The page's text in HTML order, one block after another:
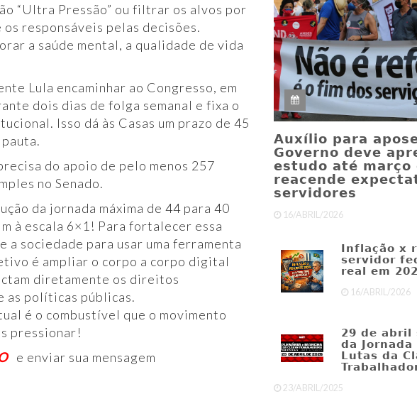
“Ultra Pressão” ou filtrar os alvos por
responsáveis pelas decisões.
a saúde mental, a qualidade de vida
Lula encaminhar ao Congresso, em
dois dias de folga semanal e fixa o
Isso dá às Casas um prazo de 45
do apoio de pelo menos 257
no Senado.
da jornada máxima de 44 para 40
à escala 6×1! Para fortalecer essa
a sociedade para usar uma ferramenta
é ampliar o corpo a corpo digital
diretamente os direitos
as políticas públicas.
é o combustível que o movimento
pressionar!
e enviar sua mensagem
Auxílio para
Governo deve
estudo até março
reacende
servidores
16/ABRIL/2026
Inflação x
servidor
real em
16/ABRIL/2026
29 de abril
da
Lutas da
23/ABRIL/2025